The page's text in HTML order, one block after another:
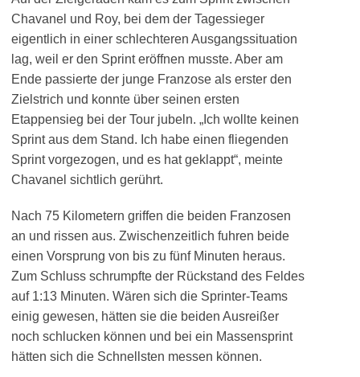
Chavanel und Roy, bei dem der Tagessieger
eigentlich in einer schlechteren Ausgangssituation
lag, weil er den Sprint eröffnen musste. Aber am
Ende passierte der junge Franzose als erster den
Zielstrich und konnte über seinen ersten
Etappensieg bei der Tour jubeln. „Ich wollte keinen
Sprint aus dem Stand. Ich habe einen fliegenden
Sprint vorgezogen, und es hat geklappt“, meinte
Chavanel sichtlich gerührt.
Nach 75 Kilometern griffen die beiden Franzosen
an und rissen aus. Zwischenzeitlich fuhren beide
einen Vorsprung von bis zu fünf Minuten heraus.
Zum Schluss schrumpfte der Rückstand des Feldes
auf 1:13 Minuten. Wären sich die Sprinter-Teams
einig gewesen, hätten sie die beiden Ausreißer
noch schlucken können und bei ein Massensprint
hätten sich die Schnellsten messen können.